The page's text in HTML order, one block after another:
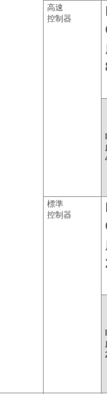
高速
控制器
標準
控制器